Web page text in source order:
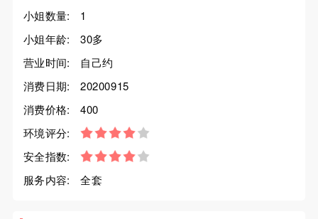
小姐数量:
1
小姐年龄:
30多
营业时间:
自己约
消费日期:
20200915
消费价格:
400
环境评分:
安全指数:
服务内容:
全套